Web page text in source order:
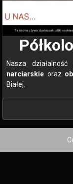
Nasza
narciarskie oraz
Białej.